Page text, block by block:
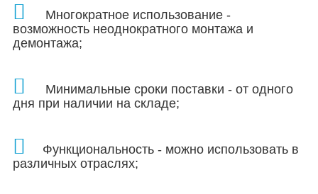
Многократное использование -
возможность неоднократного монтажа и
демонтажа;
Минимальные сроки поставки - от одного
дня при наличии на складе;
Функциональность - можно использовать в
различных отраслях;